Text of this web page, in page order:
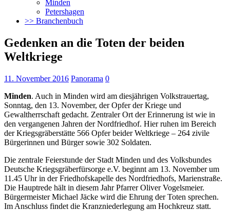
Minden
Petershagen
>> Branchenbuch
Gedenken an die Toten der beiden
Weltkriege
11. November 2016 Panorama 0
Minden. Auch in Minden wird am diesjährigen Volkstrauertag,
Sonntag, den 13. November, der Opfer der Kriege und
Gewaltherrschaft gedacht. Zentraler Ort der Erinnerung ist wie in
den vergangenen Jahren der Nordfriedhof. Hier ruhen im Bereich
der Kriegsgräberstätte 566 Opfer beider Weltkriege – 264 zivile
Bürgerinnen und Bürger sowie 302 Soldaten.
Die zentrale Feierstunde der Stadt Minden und des Volksbundes
Deutsche Kriegsgräberfürsorge e.V. beginnt am 13. November um
11.45 Uhr in der Friedhofskapelle des Nordfriedhofs, Marienstraße.
Die Hauptrede hält in diesem Jahr Pfarrer Oliver Vogelsmeier.
Bürgermeister Michael Jäcke wird die Ehrung der Toten sprechen.
Im Anschluss findet die Kranzniederlegung am Hochkreuz statt.